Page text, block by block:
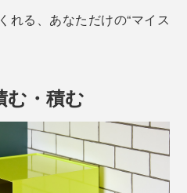
れる、あなただけの“マイス
む・積む